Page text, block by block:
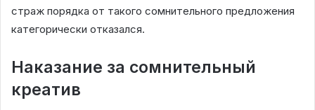
страж порядка от такого сомнительного предложения
категорически отказался.
Наказание за сомнительный
креатив